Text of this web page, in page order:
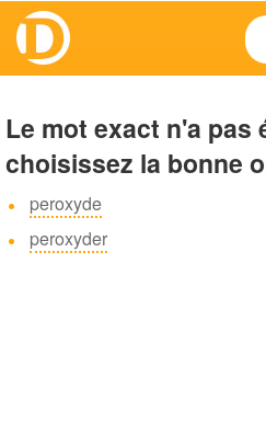
Le mot exact n'a pas
choisissez la bonne
peroxyde
peroxyder